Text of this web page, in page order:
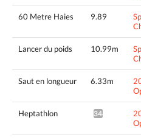
60 Metre Haies 9.89
Lancer du poids 10.99m
Saut en longueur 6.33m
Heptathlon 3447pts^